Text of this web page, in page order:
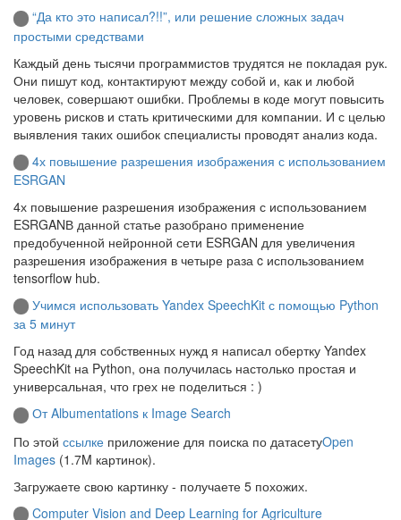
“Да кто это написал?!!”, или решение сложных задач
простыми средствами
Каждый день тысячи программистов трудятся не покладая рук.
Они пишут код, контактируют между собой и, как и любой
человек, совершают ошибки. Проблемы в коде могут повысить
уровень рисков и стать критическими для компании. И с целью
выявления таких ошибок специалисты проводят анализ кода.
4х повышение разрешения изображения с использованием
ESRGAN
4х повышение разрешения изображения с использованием
ESRGANВ данной статье разобрано применение
предобученной нейронной сети ESRGAN для увеличения
разрешения изображения в четыре раза c использованием
tensorflow hub.
Учимся использовать Yandex SpeechKit с помощью Python
за 5 минут
Год назад для собственных нужд я написал обертку Yandex
SpeechKit на Python, она получилась настолько простая и
универсальная, что грех не поделиться : )
От Albumentations к Image Search
По этой ссылке приложение для поиска по датасетуOpen
Images (1.7M картинок).
Загружаете свою картинку - получаете 5 похожих.
Computer Vision and Deep Learning for Agriculture